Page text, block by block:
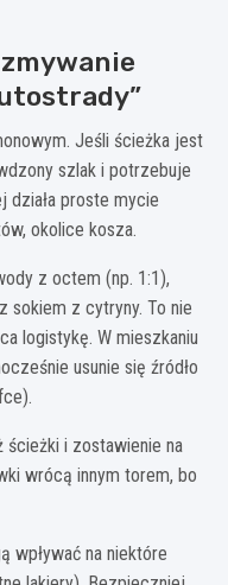
Jeśli ścieżka jest
szlak i potrzebuje
działa proste mycie
okolice kosza.
z octem (np. 1:1),
sokiem z cytryny. To nie
logistykę. W mieszkaniu
usunie się źródło
ścieżki i zostawienie na
wrócą innym torem, bo
wpływać na niektóre